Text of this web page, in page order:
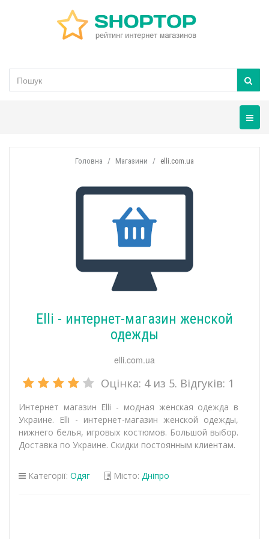
Головна Магазини elli.com.ua
Elli - интернет-магазин женской
одежды
elli.com.ua
Оцінка: 4из 5. Відгуків: 1
Интернет магазин Elli - модная женская одежда в
Украине. Elli - интернет-магазин женской одежды,
нижнего белья, игровых костюмов. Большой выбор.
Доставка по Украине. Скидки постоянным клиентам.
Категорії: Одяг Місто: Дніпро